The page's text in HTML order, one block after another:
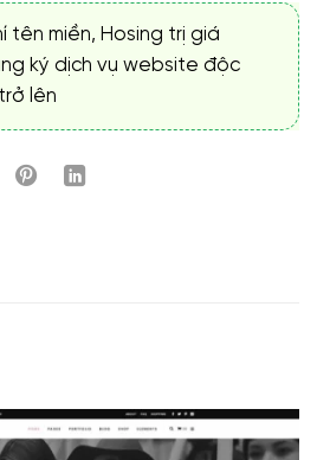
tên miền, Hosing trị giá
ký dịch vụ website độc
lên